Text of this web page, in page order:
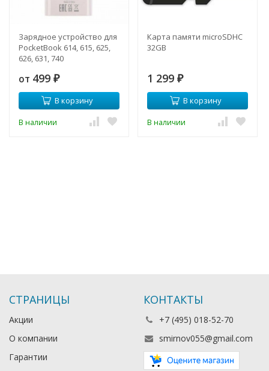
Зарядное устройство для
PocketBook 614, 615, 625,
626, 631, 740
от 499 ₽
В корзину
В наличии
Карта памяти microSDHC
32GB
1 299 ₽
В корзину
В наличии
СТРАНИЦЫ
Акции
О компании
Гарантии
КОНТАКТЫ
+7 (495) 018-52-70
smirnov055@gmail.com